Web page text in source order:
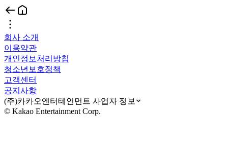
회사 소개
이용약관
개인정보처리방침
청소년보호정책
고객센터
공지사항
(주)카카오엔터테인먼트 사업자 정보
© Kakao Entertainment Corp.